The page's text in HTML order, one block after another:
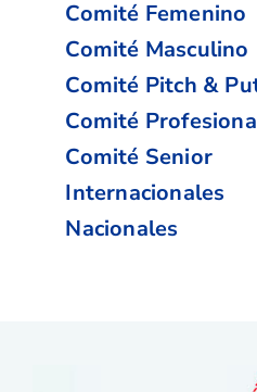
Comité Femenino
Comité Masculino
Comité Pitch &
Comité
Comité Senior
Internacionales
Nacionales